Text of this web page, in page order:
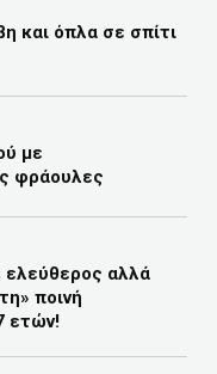
και όπλα σε σπίτι
με
φράουλες
αλλά
ποινή
ετών!